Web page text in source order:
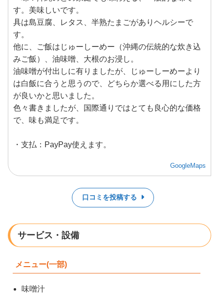
す。美味しいです。
具は島豆腐、レタス、半熟たまごがありヘルシーで
す。
他に、ご飯はじゅーしーめー（沖縄の伝統的な炊き込
みご飯）、油味噌、大根のお浸し。
油味噌が付出しに有りましたが、じゅーしーめーより
は白飯に合うと思うので、どちらか選べる用にした方
が良いかと思いました。
色々書きましたが、国際通りではとても良心的な価格
で、味も満足です。
・支払：PayPay使えます。
GoogleMaps
口コミを投稿する
サービス・設備
メニュー(一部)
味噌汁